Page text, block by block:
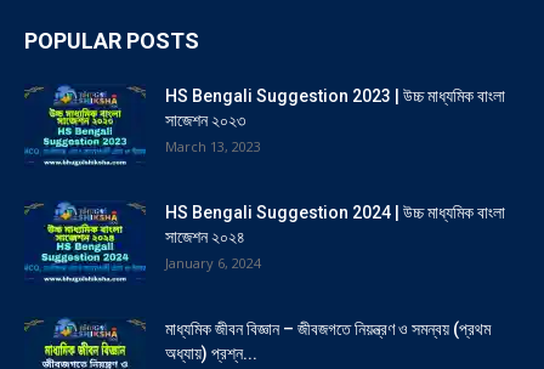
POPULAR POSTS
HS Bengali Suggestion 2023 | উচ্চ মাধ্যমিক বাংলা
সাজেশন ২০২৩
March 13, 2023
HS Bengali Suggestion 2024 | উচ্চ মাধ্যমিক বাংলা
সাজেশন ২০২৪
January 6, 2024
মাধ্যমিক জীবন বিজ্ঞান – জীবজগতে নিয়ন্ত্রণ ও সমন্বয় (প্রথম
অধ্যায়) প্রশ্ন...